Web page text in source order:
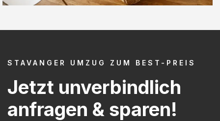
STAVANGER UMZUG ZUM BEST-PREIS
Jetzt unverbindlich
anfragen & sparen!